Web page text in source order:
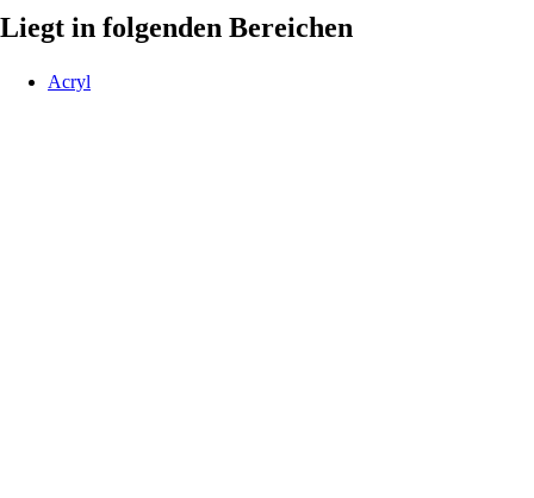
Liegt in folgenden Bereichen
Acryl